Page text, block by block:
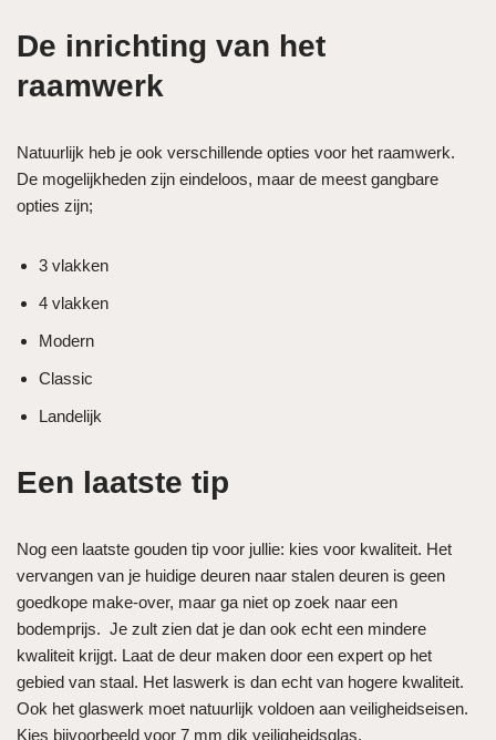
De inrichting van het
raamwerk
Natuurlijk heb je ook verschillende opties voor het raamwerk.
De mogelijkheden zijn eindeloos, maar de meest gangbare
opties zijn;
3 vlakken
4 vlakken
Modern
Classic
Landelijk
Een laatste tip
Nog een laatste gouden tip voor jullie: kies voor kwaliteit. Het
vervangen van je huidige deuren naar stalen deuren is geen
goedkope make-over, maar ga niet op zoek naar een
bodemprijs. Je zult zien dat je dan ook echt een mindere
kwaliteit krijgt. Laat de deur maken door een expert op het
gebied van staal. Het laswerk is dan echt van hogere kwaliteit.
Ook het glaswerk moet natuurlijk voldoen aan veiligheidseisen.
Kies bijvoorbeeld voor 7 mm dik veiligheidsglas.